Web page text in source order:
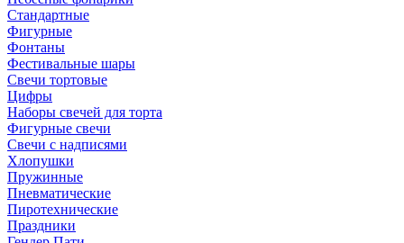
Стандартные
Фигурные
Фонтаны
Фестивальные шары
Свечи тортовые
Цифры
Наборы свечей для торта
Фигурные свечи
Свечи с надписями
Хлопушки
Пружинные
Пневматические
Пиротехнические
Праздники